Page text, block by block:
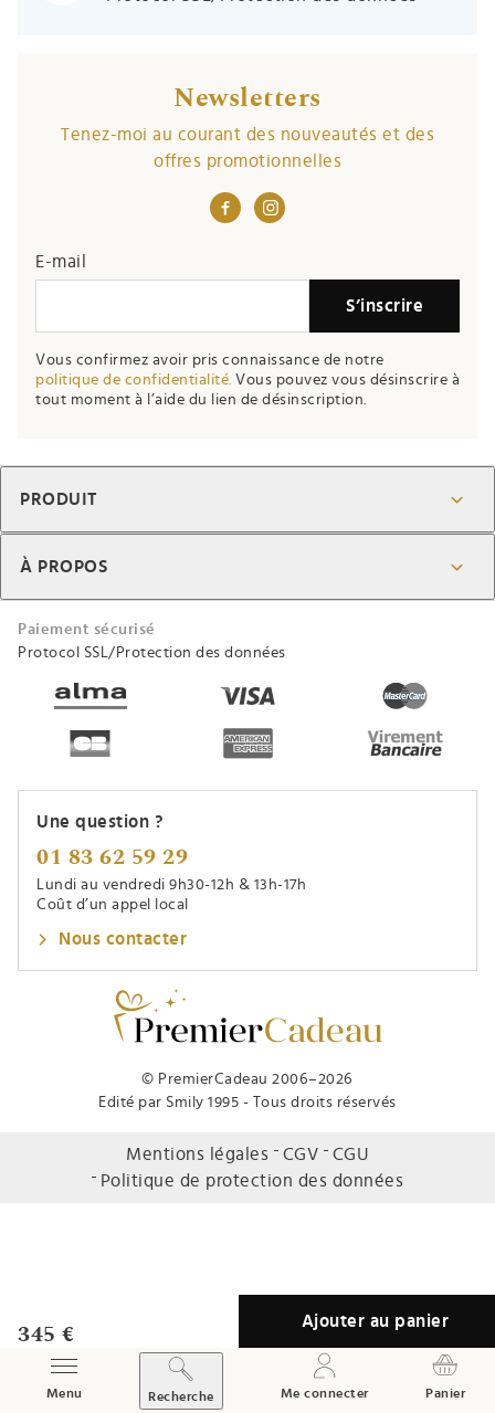
Afficher / Masquer le menu
Menu Recherche Me connecter Panier
345 €
Ajouter au panier
Newsletters
Tenez-moi au courant des nouveautés et des
offres promotionnelles
E-mail
S’inscrire
Vous confirmez avoir pris connaissance de notre
politique de confidentialité. Vous pouvez vous désinscrire à
tout moment à l’aide du lien de désinscription.
© PremierCadeau 2006–2026
Edité par Smily 1995 - Tous droits réservés
PRODUIT
À PROPOS
Paiement sécurisé
Protocol SSL/Protection des données
Une question ?
01 83 62 59 29
Lundi au vendredi 9h30-12h & 13h-17h
Coût d’un appel local
Nous contacter
Mentions légales CGV
CGU
Politique de protection des données